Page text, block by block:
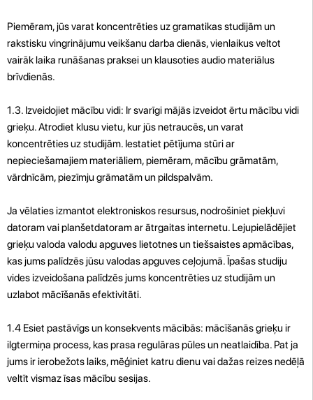
Piemēram, jūs varat koncentrēties uz gramatikas studijām un
rakstisku vingrinājumu veikšanu darba dienās, vienlaikus veltot
vairāk laika runāšanas praksei un klausoties audio materiālus
brīvdienās.
1.3. Izveidojiet mācību vidi: Ir svarīgi mājās izveidot ērtu mācību vidi
grieķu. Atrodiet klusu vietu, kur jūs netraucēs, un varat
koncentrēties uz studijām. Iestatiet pētījuma stūri ar
nepieciešamajiem materiāliem, piemēram, mācību grāmatām,
vārdnīcām, piezīmju grāmatām un pildspalvām.
Ja vēlaties izmantot elektroniskos resursus, nodrošiniet piekļuvi
datoram vai planšetdatoram ar ātrgaitas internetu. Lejupielādējiet
grieķu valoda valodu apguves lietotnes un tiešsaistes apmācības,
kas jums palīdzēs jūsu valodas apguves ceļojumā. Īpašas studiju
vides izveidošana palīdzēs jums koncentrēties uz studijām un
uzlabot mācīšanās efektivitāti.
1.4 Esiet pastāvīgs un konsekvents mācībās: mācīšanās grieķu ir
ilgtermiņa process, kas prasa regulāras pūles un neatlaidība. Pat ja
jums ir ierobežots laiks, mēģiniet katru dienu vai dažas reizes nedēļā
veltīt vismaz īsas mācību sesijas.